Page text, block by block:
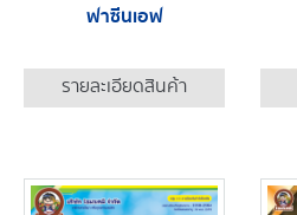
ฟาซีนเอฟ
รายละเอียดสินค้า